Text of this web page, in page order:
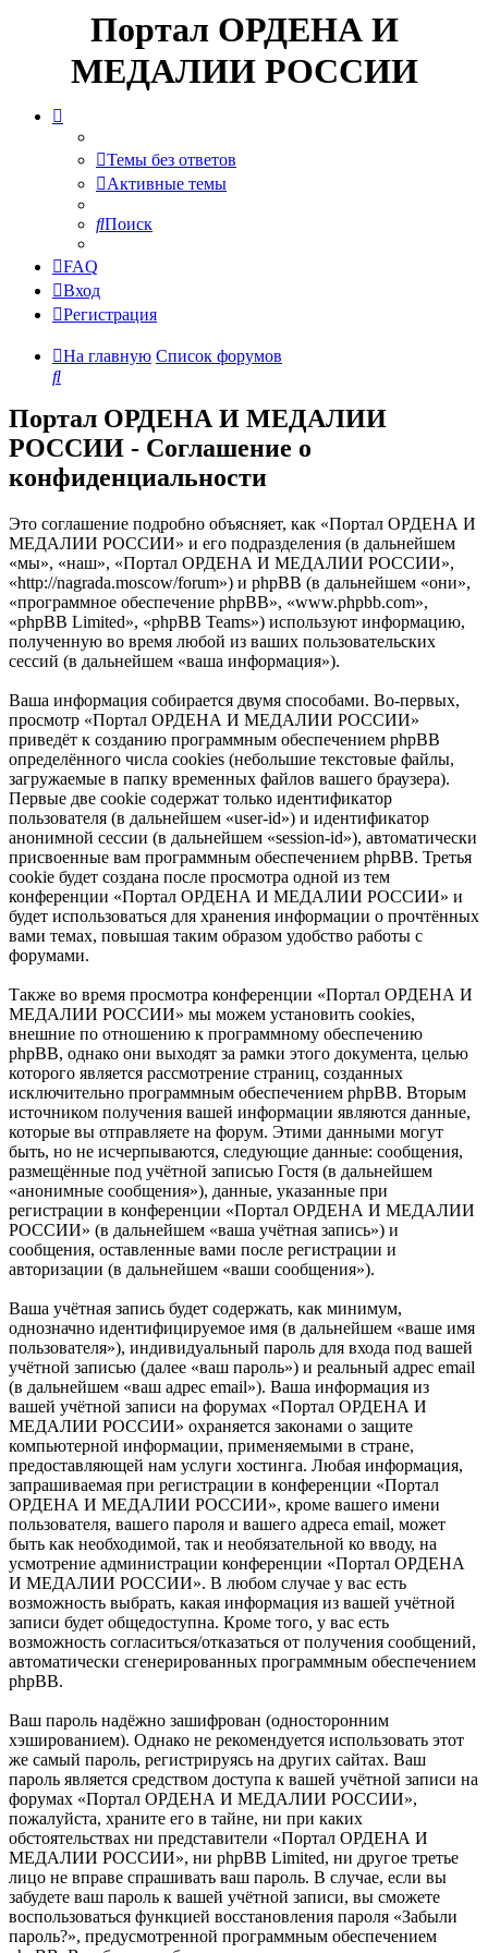
Портал ОРДЕНА И
МЕДАЛИИ РОССИИ
Темы без ответов
Активные темы
Поиск
FAQ
Вход
Регистрация
На главную Список форумов
Поиск
Портал ОРДЕНА И МЕДАЛИИ
РОССИИ - Соглашение о
конфиденциальности
Это соглашение подробно объясняет, как «Портал ОРДЕНА И
МЕДАЛИИ РОССИИ» и его подразделения (в дальнейшем
«мы», «наш», «Портал ОРДЕНА И МЕДАЛИИ РОССИИ»,
«http://nagrada.moscow/forum») и phpBB (в дальнейшем «они»,
«программное обеспечение phpBB», «www.phpbb.com»,
«phpBB Limited», «phpBB Teams») используют информацию,
полученную во время любой из ваших пользовательских
сессий (в дальнейшем «ваша информация»).
Ваша информация собирается двумя способами. Во-первых,
просмотр «Портал ОРДЕНА И МЕДАЛИИ РОССИИ»
приведёт к созданию программным обеспечением phpBB
определённого числа cookies (небольшие текстовые файлы,
загружаемые в папку временных файлов вашего браузера).
Первые две cookie содержат только идентификатор
пользователя (в дальнейшем «user-id») и идентификатор
анонимной сессии (в дальнейшем «session-id»), автоматически
присвоенные вам программным обеспечением phpBB. Третья
cookie будет создана после просмотра одной из тем
конференции «Портал ОРДЕНА И МЕДАЛИИ РОССИИ» и
будет использоваться для хранения информации о прочтённых
вами темах, повышая таким образом удобство работы с
форумами.
Также во время просмотра конференции «Портал ОРДЕНА И
МЕДАЛИИ РОССИИ» мы можем установить cookies,
внешние по отношению к программному обеспечению
phpBB, однако они выходят за рамки этого документа, целью
которого является рассмотрение страниц, созданных
исключительно программным обеспечением phpBB. Вторым
источником получения вашей информации являются данные,
которые вы отправляете на форум. Этими данными могут
быть, но не исчерпываются, следующие данные: сообщения,
размещённые под учётной записью Гостя (в дальнейшем
«анонимные сообщения»), данные, указанные при
регистрации в конференции «Портал ОРДЕНА И МЕДАЛИИ
РОССИИ» (в дальнейшем «ваша учётная запись») и
сообщения, оставленные вами после регистрации и
авторизации (в дальнейшем «ваши сообщения»).
Ваша учётная запись будет содержать, как минимум,
однозначно идентифицируемое имя (в дальнейшем «ваше имя
пользователя»), индивидуальный пароль для входа под вашей
учётной записью (далее «ваш пароль») и реальный адрес email
(в дальнейшем «ваш адрес email»). Ваша информация из
вашей учётной записи на форумах «Портал ОРДЕНА И
МЕДАЛИИ РОССИИ» охраняется законами о защите
компьютерной информации, применяемыми в стране,
предоставляющей нам услуги хостинга. Любая информация,
запрашиваемая при регистрации в конференции «Портал
ОРДЕНА И МЕДАЛИИ РОССИИ», кроме вашего имени
пользователя, вашего пароля и вашего адреса email, может
быть как необходимой, так и необязательной ко вводу, на
усмотрение администрации конференции «Портал ОРДЕНА
И МЕДАЛИИ РОССИИ». В любом случае у вас есть
возможность выбрать, какая информация из вашей учётной
записи будет общедоступна. Кроме того, у вас есть
возможность согласиться/отказаться от получения сообщений,
автоматически сгенерированных программным обеспечением
phpBB.
Ваш пароль надёжно зашифрован (односторонним
хэшированием). Однако не рекомендуется использовать этот
же самый пароль, регистрируясь на других сайтах. Ваш
пароль является средством доступа к вашей учётной записи на
форумах «Портал ОРДЕНА И МЕДАЛИИ РОССИИ»,
пожалуйста, храните его в тайне, ни при каких
обстоятельствах ни представители «Портал ОРДЕНА И
МЕДАЛИИ РОССИИ», ни phpBB Limited, ни другое третье
лицо не вправе спрашивать ваш пароль. В случае, если вы
забудете ваш пароль к вашей учётной записи, вы сможете
воспользоваться функцией восстановления пароля «Забыли
пароль?», предусмотренной программным обеспечением